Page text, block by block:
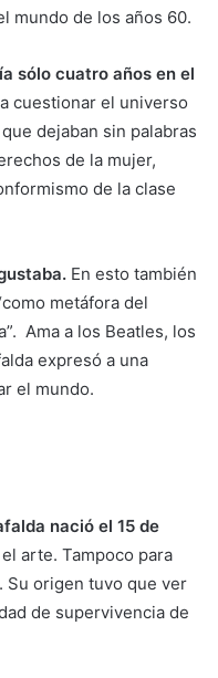
mundo de los años 60.
sólo cuatro años en el
cuestionar el universo
dejaban sin palabras
de la mujer,
de la clase
En esto también
metáfora del
Ama a los Beatles, los
expresó a una
el mundo.
nació el 15 de
arte. Tampoco para
Su origen tuvo que ver
de supervivencia de